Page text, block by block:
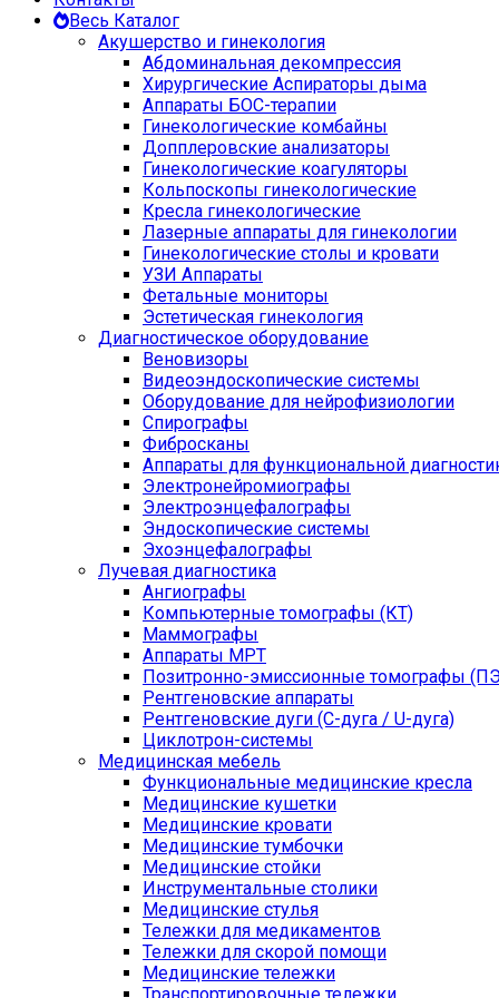
Весь Каталог
Акушерство и гинекология
Абдоминальная декомпрессия
Хирургические Аспираторы дыма
Аппараты БОС-терапии
Гинекологические комбайны
Допплеровские анализаторы
Гинекологические коагуляторы
Кольпоскопы гинекологические
Кресла гинекологические
Лазерные аппараты для гинекологии
Гинекологические столы и кровати
УЗИ Аппараты
Фетальные мониторы
Эстетическая гинекология
Диагностическое оборудование
Веновизоры
Видеоэндоскопические системы
Оборудование для нейрофизиологии
Спирографы
Фибросканы
Аппараты для функциональной
Электронейромиографы
Электроэнцефалографы
Эндоскопические системы
Эхоэнцефалографы
Лучевая диагностика
Ангиографы
Компьютерные томографы (КТ)
Маммографы
Аппараты МРТ
Позитронно-эмиссионные томографы
Рентгеновские аппараты
Рентгеновские дуги (С-дуга / U-дуга)
Циклотрон-системы
Медицинская мебель
Функциональные медицинские кресла
Медицинские кушетки
Медицинские кровати
Медицинские тумбочки
Медицинские стойки
Инструментальные столики
Медицинские стулья
Тележки для медикаментов
Тележки для скорой помощи
Медицинские тележки